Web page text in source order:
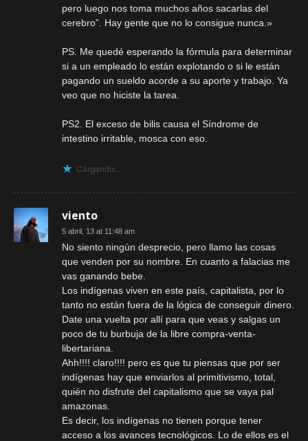
pero luego nos toma muchos años sacarlas del
cerebro”. Hay gente que no lo consigue nunca.»
PS. Me quedé esperando la fórmula para determinar
si a un empleado lo están explotando o si le están
pagando un sueldo acorde a su aporte y trabajo. Ya
veo que no hiciste la tarea.
PS2. El exceso de bilis causa el Síndrome de
intestino irritable, mosca con eso.
Cargando...
viento
5 abril, 13 at 11:48 am
No siento ningún desprecio, pero llamo las cosas
que venden por su nombre. En cuanto a falacias me
vas ganando bebe.
Los indígenas viven en este país, capitalista, por lo
tanto no están fuera de la lógica de conseguir dinero.
Date una vuelta por allí para que veas y salgas un
poco de tu burbuja de la libre compra-venta-
libertariana.
Ahh!!!! claro!!!! pero es que tu piensas que por ser
indígenas hay que enviarlos al primitivismo, total,
quién no disfrute del capitalismo que se vaya pal
amazonas.
Es decir, los indígenas no tienen porque tener
acceso a los avances tecnológicos. Lo de ellos es el